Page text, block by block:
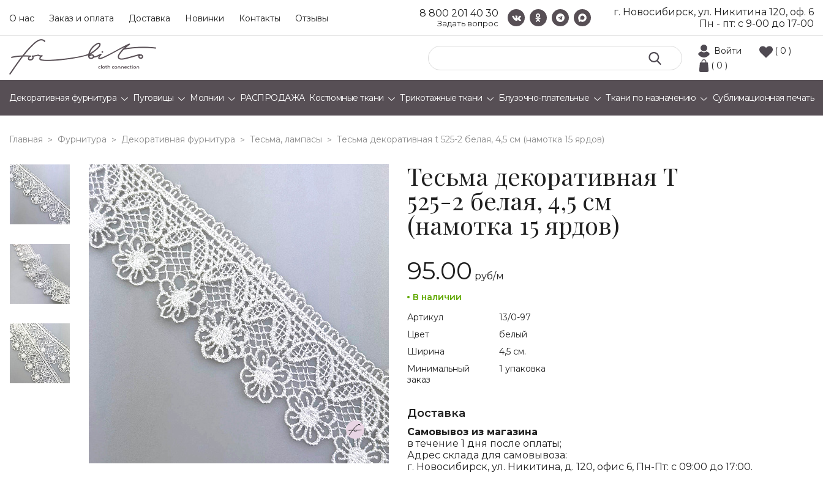
О нас Заказ и оплата Доставка Новинки Контакты Отзывы 8 800 201 40 30
Задать вопрос
г. Новосибирск, ул. Никитина 120, оф. 6
Пн - пт: с 9-00 до 17-00
Войти
( 0 )
( 0 )
Декоративная фурнитура Пуговицы Молнии РАСПРОДАЖА Костюмные ткани Трикотажные ткани Блузочно-плательные Ткани по назначению Сублимационная печать
Главная > Фурнитура > Декоративная фурнитура > Тесьма, лампасы > тесьма декоративная t 525-2 белая, 4,5 см (намотка 15 ярдов)
Тесьма декоративная T
525-2 белая, 4,5 см
(намотка 15 ярдов)
95.00 руб/м
В наличии
Артикул
13/0-97
Цвет
белый
Ширина
4,5 см.
Минимальный
заказ
1 упаковка
Доставка
Самовывоз из магазина
в течение 1 дня после оплаты;
Адрес склада для самовывоза:
г. Новосибирск, ул. Никитина, д. 120, офис 6, Пн-Пт: с 09:00 до 17:00.